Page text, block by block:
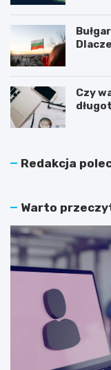
Czy
Redakcja
Warto